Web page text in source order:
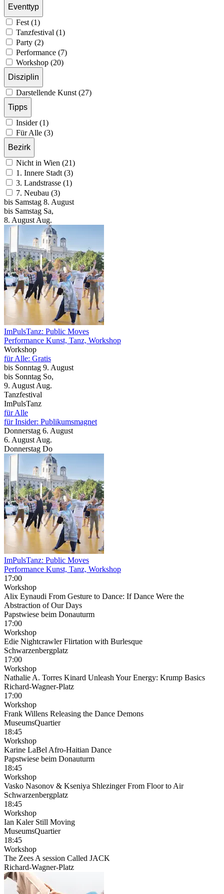
Eventtyp
Fest (1)
Tanzfestival (1)
Party (2)
Performance (7)
Workshop (20)
Disziplin
Darstellende Kunst (27)
Tipps
Insider (1)
Für Alle (3)
Bezirk
Nicht in Wien (21)
1. Innere Stadt (3)
3. Landstrasse (1)
7. Neubau (3)
bis Samstag 8. August
bis Samstag Sa,
8. August Aug.
ImPulsTanz: Public Moves
Performance Kunst, Tanz, Workshop
Workshop
für Alle: Gratis
bis Sonntag 9. August
bis Sonntag So,
9. August Aug.
Tanzfestival
ImPulsTanz
für Alle
für Insider: Publikumsmagnet
Donnerstag 6. August
6. August Aug.
Donnerstag Do
ImPulsTanz: Public Moves
Performance Kunst, Tanz, Workshop
17:00
Workshop
Alix Eynaudi From Gesture to Dance: If Dance Were the
Abstraction of Our Days
Papstwiese beim Donauturm
17:00
Workshop
Edie Nightcrawler Flirtation with Burlesque
Schwarzenbergplatz
17:00
Workshop
Nathalie A. Torres Kinard Unleash Your Energy: Krump Basics
Richard-Wagner-Platz
17:00
Workshop
Frank Willens Releasing the Dance Demons
MuseumsQuartier
18:45
Workshop
Karine LaBel Afro-Haitian Dance
Papstwiese beim Donauturm
18:45
Workshop
Vasko Nasonov & Kseniya Shlezinger From Floor to Air
Schwarzenbergplatz
18:45
Workshop
Ian Kaler Still Moving
MuseumsQuartier
18:45
Workshop
The Zees A session Called JACK
Richard-Wagner-Platz